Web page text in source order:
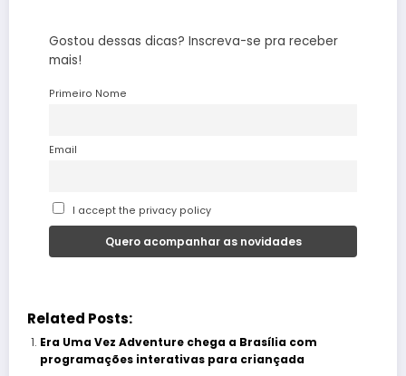
Gostou dessas dicas? Inscreva-se pra receber
mais!
Primeiro Nome
Email
I accept the privacy policy
Related Posts:
Era Uma Vez Adventure chega a Brasília com
programações interativas para criançada